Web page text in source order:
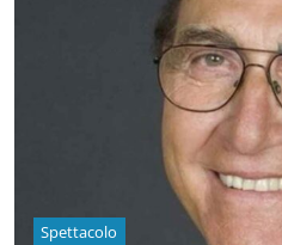
Spettacolo